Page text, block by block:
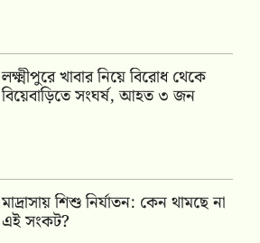
লক্ষ্মীপুরে খাবার নিয়ে বিরোধ থেকে
বিয়েবাড়িতে সংঘর্ষ, আহত ৩ জন
মাদ্রাসায় শিশু নির্যাতন: কেন থামছে না
এই সংকট?